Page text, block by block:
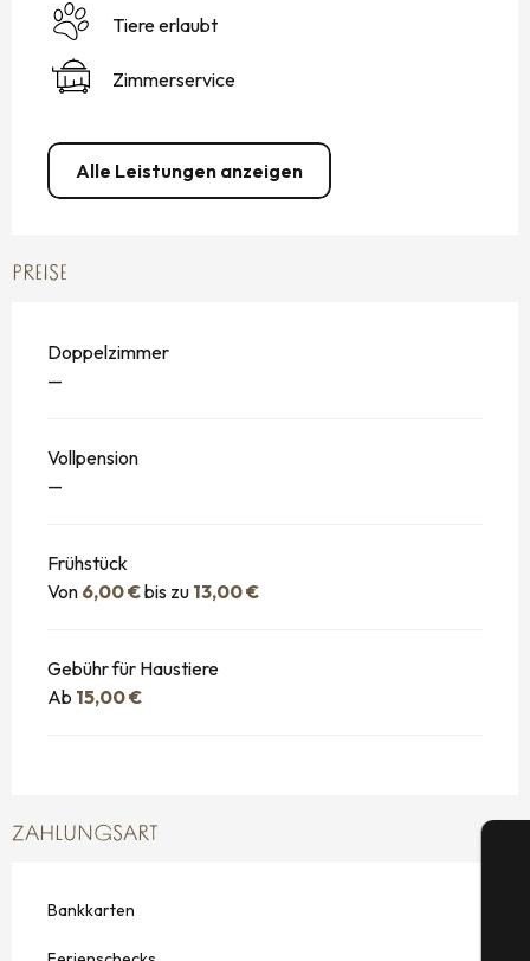
Tiere erlaubt
Zimmerservice
Alle Leistungen anzeigen
PREISE
Doppelzimmer
—
Vollpension
—
Frühstück
Von 6,00 €bis zu 13,00 €
Gebühr für Haustiere
Ab 15,00 €
ZAHLUNGSART
Bankkarten